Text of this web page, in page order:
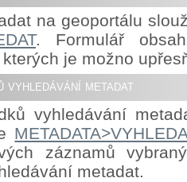
na geoportálu
. Formulář
je možno
vyhledávání metadat
vyhledávání
záznamů
metadat.